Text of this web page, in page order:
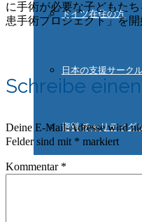
ドイツ在住の方
日本の支援サーク
資料 チャリティグ
に手術が必要な子どもた
患手術プロジェクト」を開
Schreibe
Deine E-Mail-Adresse wird
Felder sind mit * markiert
Kommentar *